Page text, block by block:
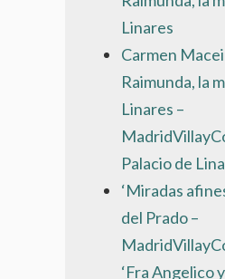
Linares
Carmen
Raimunda, la
Linares –
Palacio de
‘Miradas
del Prado –
‘Fra Angelico